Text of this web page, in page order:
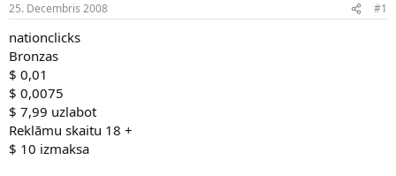
n
a
u
z
s
ā
c
ē
j
s
a
25. Decembris 2008 #1
nationclicks
Bronzas
$ 0,01
$ 0,0075
$ 7,99 uzlabot
Reklāmu skaitu 18 +
$ 10 izmaksa